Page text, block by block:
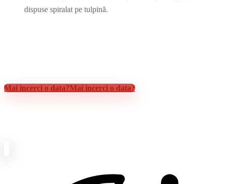
dispuse spiralat pe tulpină.
Mai incerci o data?Mai incerci o data?